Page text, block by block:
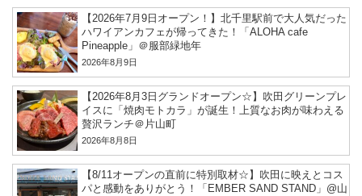
【2026年7月9日オープン！】北千里駅前で大人気だった
ハワイアンカフェが帰ってきた！「ALOHA cafe
Pineapple」＠服部緑地年
2026年8月9日
【2026年8月3日グランドオープン☆】吹田グリーンプレ
イスに「焼肉モトカラ」が誕生！上質なお肉が味わえる
贅沢ランチ＠片山町
2026年8月8日
【8/11オープンの直前に特別取材☆】吹田に映えとコス
パと感動をありがとう！「EMBER SAND STAND」@山